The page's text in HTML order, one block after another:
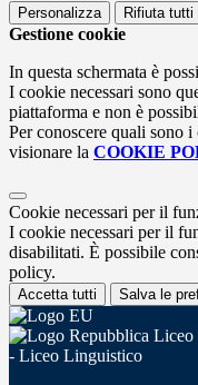
Personalizza Rifiuta tutti
Gestione cookie
In questa schermata è
I cookie necessari sono
piattaforma e non è
Per conoscere quali sono
visionare la COOKIE
Cookie necessari per il
I cookie necessari per il
disabilitati. È possibile
policy.
Accetta tutti Salva le
Liceo
- Liceo Linguistico